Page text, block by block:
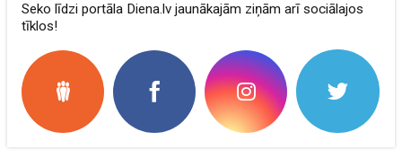
Seko līdzi portāla Diena.lv jaunākajām ziņām arī sociālajos
tīklos!